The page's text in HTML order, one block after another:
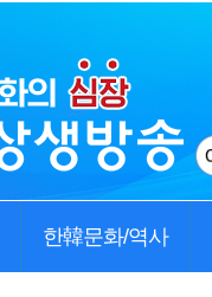
한韓문화/역사